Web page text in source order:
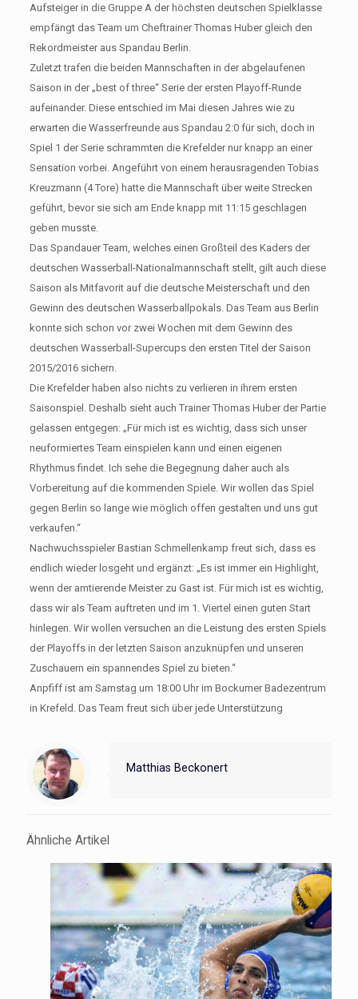
Aufsteiger in die Gruppe A der höchsten deutschen Spielklasse
empfängt das Team um Cheftrainer Thomas Huber gleich den
Rekordmeister aus Spandau Berlin.
Zuletzt trafen die beiden Mannschaften in der abgelaufenen
Saison in der „best of three“ Serie der ersten Playoff-Runde
aufeinander. Diese entschied im Mai diesen Jahres wie zu
erwarten die Wasserfreunde aus Spandau 2:0 für sich, doch in
Spiel 1 der Serie schrammten die Krefelder nur knapp an einer
Sensation vorbei. Angeführt von einem herausragenden Tobias
Kreuzmann (4 Tore) hatte die Mannschaft über weite Strecken
geführt, bevor sie sich am Ende knapp mit 11:15 geschlagen
geben musste.
Das Spandauer Team, welches einen Großteil des Kaders der
deutschen Wasserball-Nationalmannschaft stellt, gilt auch diese
Saison als Mitfavorit auf die deutsche Meisterschaft und den
Gewinn des deutschen Wasserballpokals. Das Team aus Berlin
konnte sich schon vor zwei Wochen mit dem Gewinn des
deutschen Wasserball-Supercups den ersten Titel der Saison
2015/2016 sichern.
Die Krefelder haben also nichts zu verlieren in ihrem ersten
Saisonspiel. Deshalb sieht auch Trainer Thomas Huber der Partie
gelassen entgegen: „Für mich ist es wichtig, dass sich unser
neuformiertes Team einspielen kann und einen eigenen
Rhythmus findet. Ich sehe die Begegnung daher auch als
Vorbereitung auf die kommenden Spiele. Wir wollen das Spiel
gegen Berlin so lange wie möglich offen gestalten und uns gut
verkaufen.“
Nachwuchsspieler Bastian Schmellenkamp freut sich, dass es
endlich wieder losgeht und ergänzt: „Es ist immer ein Highlight,
wenn der amtierende Meister zu Gast ist. Für mich ist es wichtig,
dass wir als Team auftreten und im 1. Viertel einen guten Start
hinlegen. Wir wollen versuchen an die Leistung des ersten Spiels
der Playoffs in der letzten Saison anzuknüpfen und unseren
Zuschauern ein spannendes Spiel zu bieten.“
Anpfiff ist am Samstag um 18:00 Uhr im Bockumer Badezentrum
in Krefeld. Das Team freut sich über jede Unterstützung
Matthias Beckonert
Ähnliche Artikel